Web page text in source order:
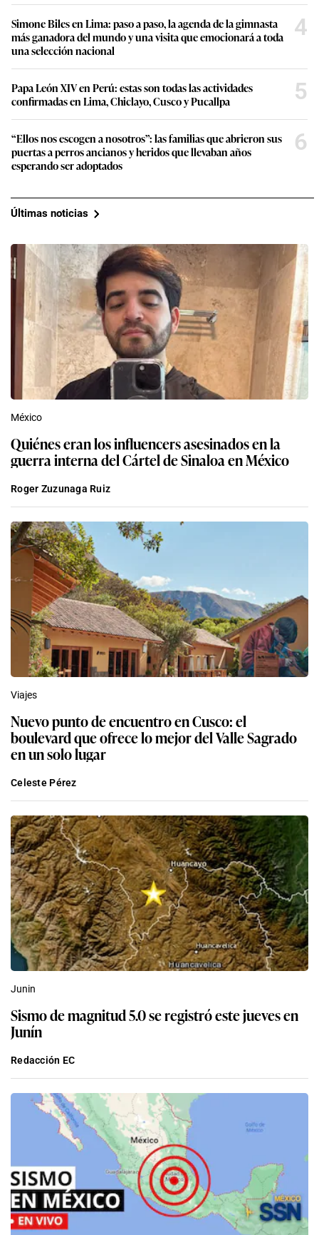
Simone Biles en Lima: paso a paso, la agenda de la gimnasta
más ganadora del mundo y una visita que emocionará a toda
una selección nacional
4
Papa León XIV en Perú: estas son todas las actividades
confirmadas en Lima, Chiclayo, Cusco y Pucallpa
5
“Ellos nos escogen a nosotros”: las familias que abrieron sus
puertas a perros ancianos y heridos que llevaban años
esperando ser adoptados
6
Últimas noticias
México
Quiénes eran los influencers asesinados en la
guerra interna del Cártel de Sinaloa en México
Roger Zuzunaga Ruiz
Viajes
Nuevo punto de encuentro en Cusco: el
boulevard que ofrece lo mejor del Valle Sagrado
en un solo lugar
Celeste Pérez
Junin
Sismo de magnitud 5.0 se registró este jueves en
Junín
Redacción EC